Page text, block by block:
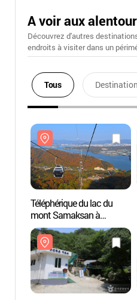
A voir aux
Découvrez d'autres
endroits à visiter dans un
Tous
Téléphérique du lac du
mont Samaksan à
Chuncheon (춘천 삼악산
호수케이블카)